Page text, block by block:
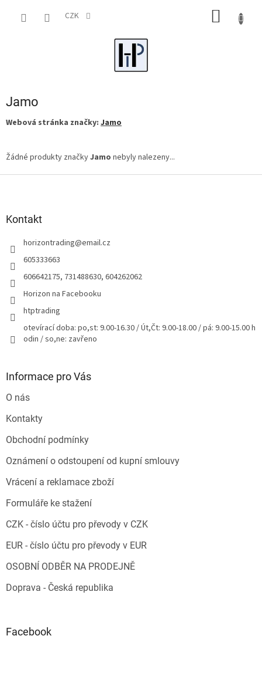
CZK
Jamo
Webová stránka značky: Jamo
Žádné produkty značkyJamo nebyly nalezeny...
Kontakt
horizontrading@email.cz
605333663
606642175, 731488630, 604262062
Horizon na Facebooku
htptrading
otevírací doba: po,st: 9.00-16.30 / Út,Čt: 9.00-18.00 / pá: 9.00-15.00 h
odin / so,ne: zavřeno
Informace pro Vás
O nás
Kontakty
Obchodní podmínky
Oznámení o odstoupení od kupní smlouvy
Vrácení a reklamace zboží
Formuláře ke stažení
CZK - číslo účtu pro převody v CZK
EUR - číslo účtu pro převody v EUR
OSOBNÍ ODBĚR NA PRODEJNĚ
Doprava - Česká republika
Facebook